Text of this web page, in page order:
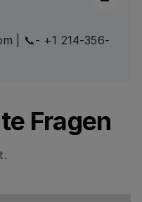
| 📞- +1 214-356-
Fragen